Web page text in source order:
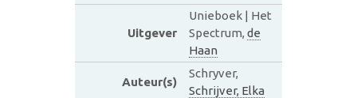
Uitgever
Unieboek | Het
Spectrum, de
Haan
Auteur(s)
Schryver,
Schrijver, Elka